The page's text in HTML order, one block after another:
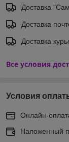
Доставка
Доставка
Доставка
Все условия
Условия
Онлайн-
Наложенный